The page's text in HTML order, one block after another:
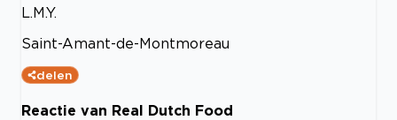
L.M.Y.
Saint-Amant-de-Montmoreau
delen
Reactie van Real Dutch Food